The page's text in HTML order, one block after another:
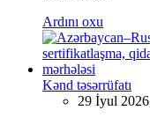
Ardını oxu
Kənd təsərrüfatı
29 İyul